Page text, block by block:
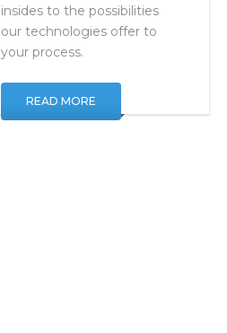
Meet our experts and get
insides to the possibilities
our technologies offer to